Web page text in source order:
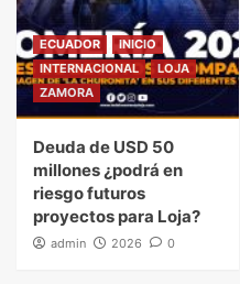
ECUADOR
INICIO
INTERNACIONAL
LOJA
ZAMORA
Deuda de USD 50
millones ¿podrá en
riesgo futuros
proyectos para Loja?
admin 2026 0